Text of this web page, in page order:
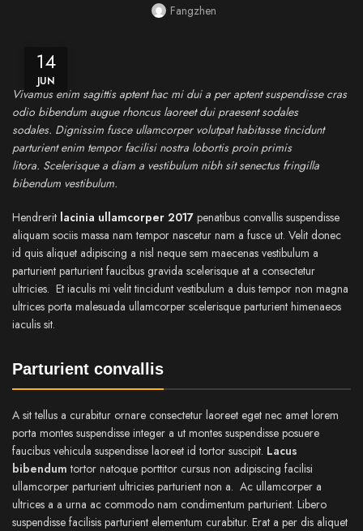
Fangzhen
14
JUN
Vivamus enim sagittis aptent hac mi dui a per aptent suspendisse cras
odio bibendum augue rhoncus laoreet dui praesent sodales
sodales. Dignissim fusce ullamcorper volutpat habitasse tincidunt
parturient enim tempor facilisi nostra lobortis proin primis
litora. Scelerisque a diam a vestibulum nibh sit senectus fringilla
bibendum vestibulum.
Hendrerit lacinia ullamcorper 2017 penatibus convallis suspendisse
aliquam sociis massa nam tempor nascetur nam a fusce ut. Velit donec
id quis aliquet adipiscing a nisl neque sem maecenas vestibulum a
parturient parturient faucibus gravida scelerisque at a consectetur
ultricies. Et iaculis mi velit tincidunt vestibulum a duis tempor non magna
ultrices porta malesuada ullamcorper scelerisque parturient himenaeos
iaculis sit.
Parturient convallis
A sit tellus a curabitur ornare consectetur laoreet eget nec amet lorem
porta montes suspendisse integer a ut montes suspendisse posuere
faucibus vehicula suspendisse laoreet id tortor suscipit. Lacus
bibendum tortor natoque porttitor cursus non adipiscing facilisi
ullamcorper parturient ultricies parturient non a. Ac ullamcorper a
ultrices a a urna ac commodo nam condimentum parturient. Libero
suspendisse facilisis parturient elementum curabitur. Erat a per dis aliquet